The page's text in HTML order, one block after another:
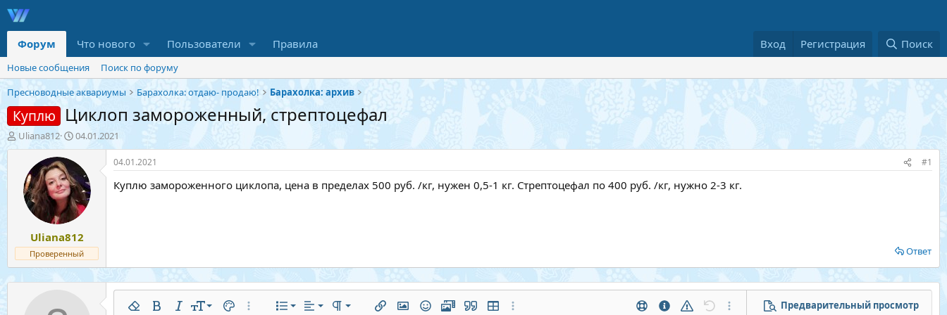
Форум Что нового Пользователи Правила Вход Регистрация Поиск
Новые сообщения
Поиск по форуму
Пресноводные аквариумы
Барахолка: отдаю- продаю! Барахолка: архив
Куплю Циклоп замороженный, стрептоцефал
А
в
Uliana812
Д
а
т
н
а
ч
а
л
а
04.01.2021
Uliana812
Проверенный
04.01.2021 #1
Куплю замороженного циклопа, цена в пределах 500 руб. /кг, нужен 0,5-1 кг. Стрептоцефал по 400 руб. /кг, нужно 2-3 кг.
Ответ
Удалить форматирование
Полужирный
КурсивРазмер шрифта
9
Цвет текста
Дополнительные параметры...
СписокНумерованный список
Выравнивание
По левому краюФормат абзаца
Обычный СсылкаИзображение
СмайлыМедиаЦитатаВставить таблицу
Дополнительные параметры...
ПомощьИнформация
Предупреждение
ОтменитьДополнительные параметры...
Предварительный просмотр